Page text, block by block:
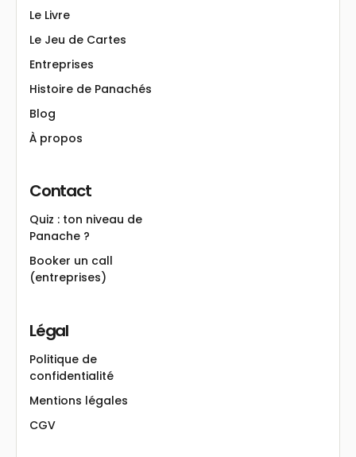
Le Livre
Le Jeu de Cartes
Entreprises
Histoire de Panachés
Blog
À propos
Contact
Quiz : ton niveau de
Panache ?
Booker un call
(entreprises)
Légal
Politique de
confidentialité
Mentions légales
CGV